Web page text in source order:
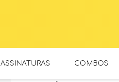
ASSINATURAS COMBOS